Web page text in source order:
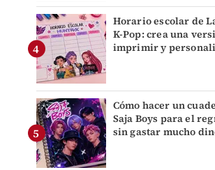
Horario escolar de
K-Pop: crea una
imprimir y
Cómo hacer un
Saja Boys para el
sin gastar mucho